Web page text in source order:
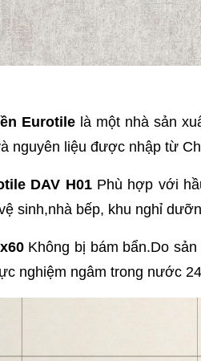
Eurotile là một nhà sản
nguyên liệu được nhập từ
DAV H01Phù hợp với
sinh,nhà bếp, khu nghỉ
Không bị bám bẩn.Do
nghiệm ngâm trong nước